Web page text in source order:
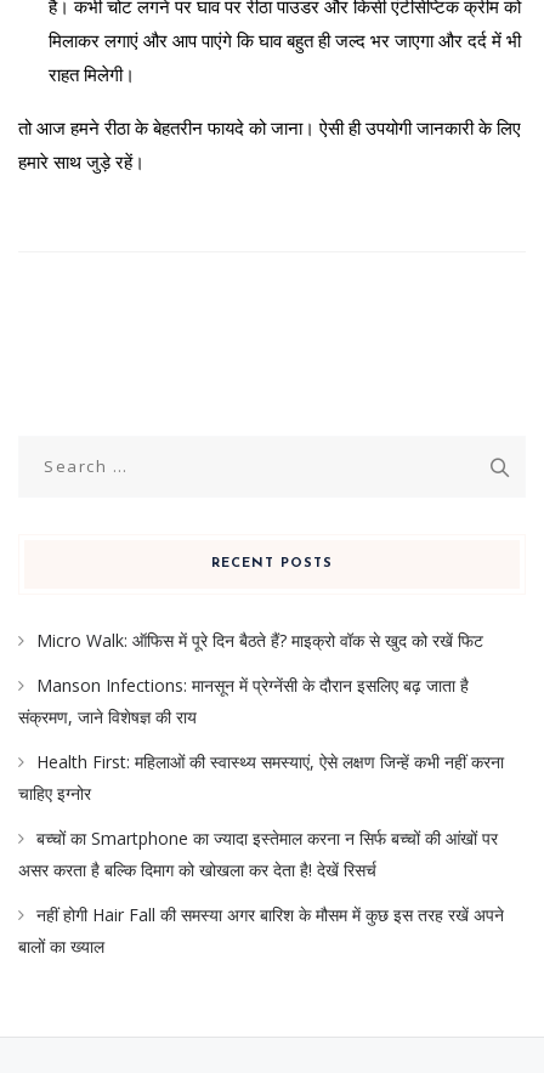
है। कभी चोट लगने पर घाव पर रीठा पाउडर और किसी एंटीसेप्टिक क्रीम को
मिलाकर लगाएं और आप पाएंगे कि घाव बहुत ही जल्द भर जाएगा और दर्द में भी
राहत मिलेगी।
तो आज हमने रीठा के बेहतरीन फायदे को जाना। ऐसी ही उपयोगी जानकारी के लिए
हमारे साथ जुड़े रहें।
RECENT POSTS
Micro Walk: ऑफिस में पूरे दिन बैठते हैं? माइक्रो वॉक से खुद को रखें फिट
Manson Infections: मानसून में प्रेग्नेंसी के दौरान इसलिए बढ़ जाता है
संक्रमण, जाने विशेषज्ञ की राय
Health First: महिलाओं की स्वास्थ्य समस्याएं, ऐसे लक्षण जिन्हें कभी नहीं करना
चाहिए इग्नोर
बच्चों का Smartphone का ज्यादा इस्तेमाल करना न सिर्फ बच्चों की आंखों पर
असर करता है बल्कि दिमाग को खोखला कर देता है! देखें रिसर्च
नहीं होगी Hair Fall की समस्या अगर बारिश के मौसम में कुछ इस तरह रखें अपने
बालों का ख्याल